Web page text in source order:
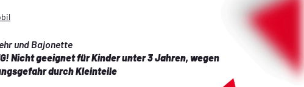
und Bajonette
Nicht geeignet für Kinder unter 3 Jahren, wegen
durch Kleinteile